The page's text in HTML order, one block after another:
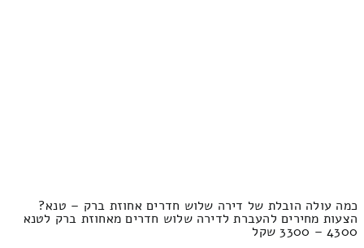
כמה עולה הובלת של דירה שלוש חדרים אחוזת ברק – טנא?
הצעות מחירים להעברת לדירה שלוש חדרים מאחוזת ברק לטנא
4300 – 3300 שקל